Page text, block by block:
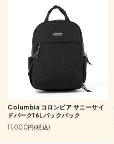
Columbia コロンビア サニーサイ
ドパーク16Lバックパック
11,000円(税込)